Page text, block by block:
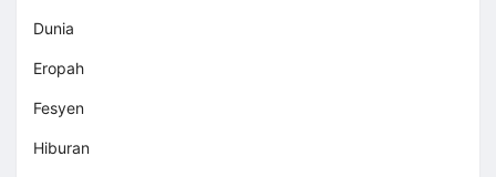
Dunia
Eropah
Fesyen
Hiburan